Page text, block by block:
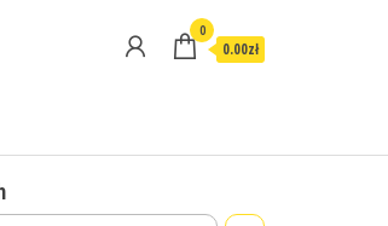
0
0.00zł